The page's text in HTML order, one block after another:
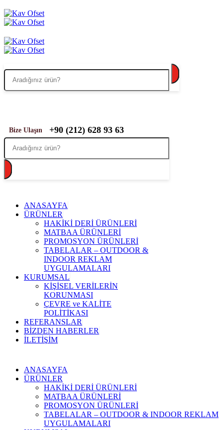
Bize Ulaşın +90 (212) 628 93 63
ANASAYFA
ÜRÜNLER
HAKİKİ DERİ ÜRÜNLERİ
MATBAA ÜRÜNLERİ
PROMOSYON ÜRÜNLERİ
TABELALAR – OUTDOOR &
INDOOR REKLAM
UYGULAMALARI
KURUMSAL
KİŞİSEL VERİLERİN
KORUNMASI
ÇEVRE ve KALİTE
POLİTİKASI
REFERANSLAR
BİZDEN HABERLER
İLETİŞİM
ANASAYFA
ÜRÜNLER
HAKİKİ DERİ ÜRÜNLERİ
MATBAA ÜRÜNLERİ
PROMOSYON ÜRÜNLERİ
TABELALAR – OUTDOOR & INDOOR REKLAM
UYGULAMALARI